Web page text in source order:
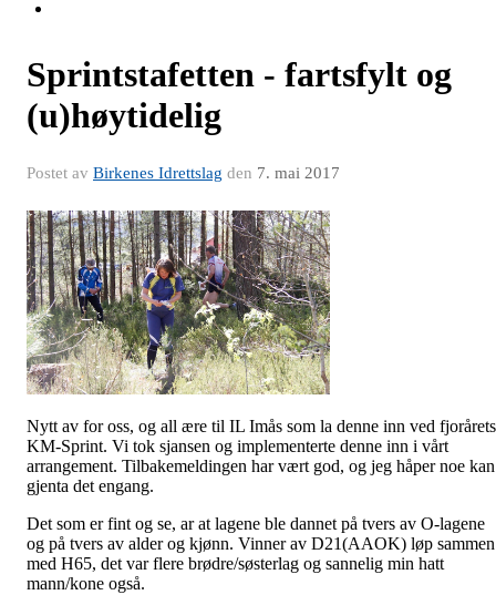
Sprintstafetten - fartsfylt og
(u)høytidelig
Postet av Birkenes Idrettslag den 7. mai 2017
Nytt av for oss, og all ære til IL Imås som la denne inn ved fjorårets
KM-Sprint. Vi tok sjansen og implementerte denne inn i vårt
arrangement. Tilbakemeldingen har vært god, og jeg håper noe kan
gjenta det engang.
Det som er fint og se, ar at lagene ble dannet på tvers av O-lagene
og på tvers av alder og kjønn. Vinner av D21(AAOK) løp sammen
med H65, det var flere brødre/søsterlag og sannelig min hatt
mann/kone også.